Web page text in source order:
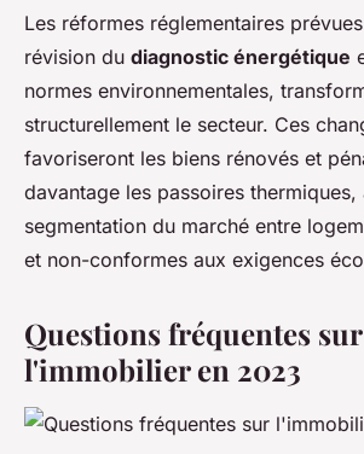
Les réformes réglementaires
révision du diagnostic énergétique
normes environnementales,
structurellement le secteur. Ces
favoriseront les biens rénovés et
davantage les passoires thermiques,
segmentation du marché entre
et non-conformes aux exigences
Questions fréquentes sur
l'immobilier en 2023